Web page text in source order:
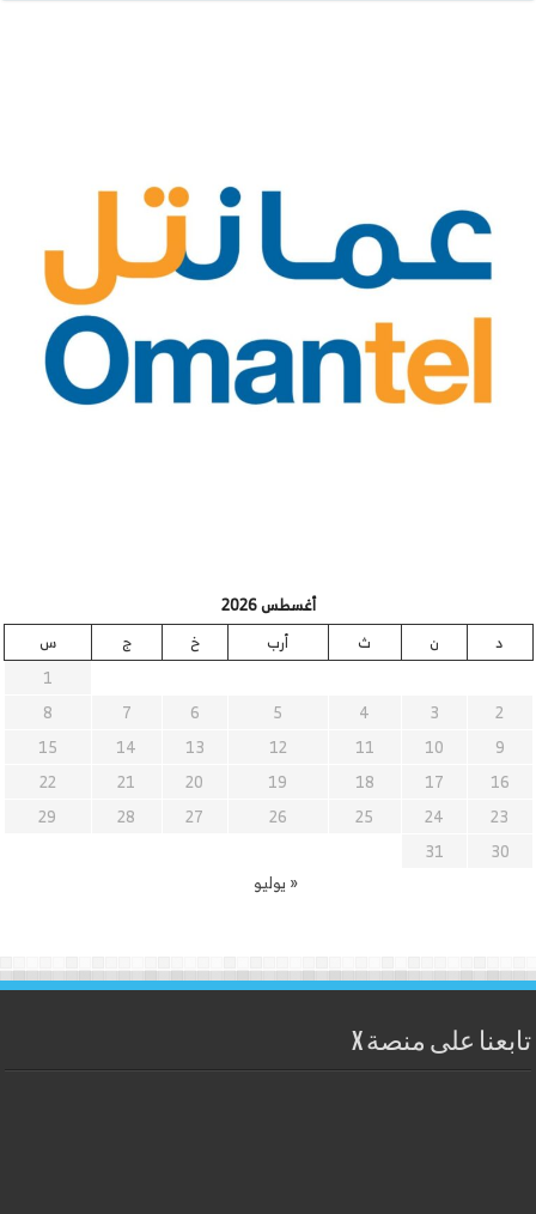
أغسطس 2026
د
ن ث أرب خ ج
س
1
2
3
4
5
6
7
8
9
10
11
12
13
14
15
16
17
18
19
20
21
22
23
24
25
26
27
28
29
30
31
« يوليو
تابعنا على منصة X